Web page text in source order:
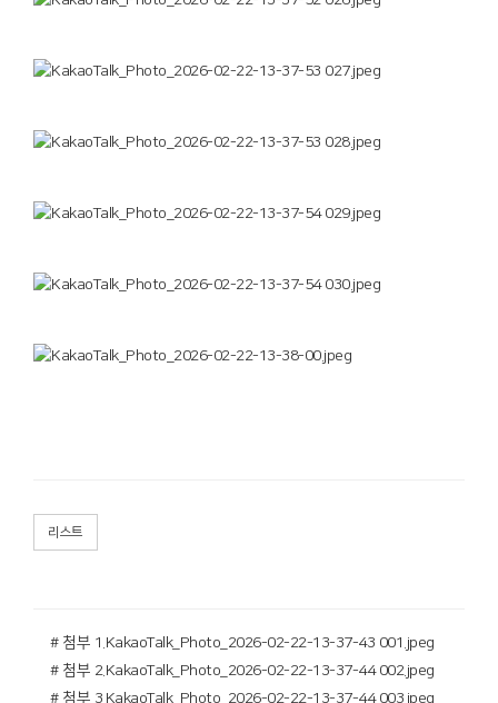
리스트
# 첨부 1.KakaoTalk_Photo_2026-02-22-13-37-43 001.jpeg
# 첨부 2.KakaoTalk_Photo_2026-02-22-13-37-44 002.jpeg
# 첨부 3.KakaoTalk_Photo_2026-02-22-13-37-44 003.jpeg